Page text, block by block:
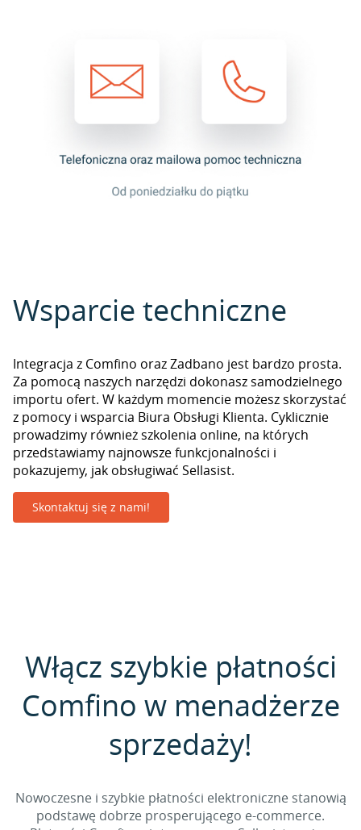
Wsparcie techniczne
Integracja z Comfino oraz Zadbano jest bardzo prosta.
Za pomocą naszych narzędzi dokonasz samodzielnego
importu ofert. W każdym momencie możesz skorzystać
z pomocy i wsparcia Biura Obsługi Klienta. Cyklicznie
prowadzimy również szkolenia online, na których
przedstawiamy najnowsze funkcjonalności i
pokazujemy, jak obsługiwać Sellasist.
Skontaktuj się z nami!
Włącz szybkie płatności
Comfino w menadżerze
sprzedaży!
Nowoczesne i szybkie płatności elektroniczne stanowią
podstawę dobrze prosperującego e-commerce.